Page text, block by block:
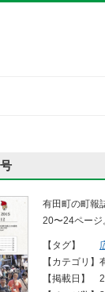
有田町の町報
20〜24ページ
【タグ】
【カテゴリ】
【掲載日】